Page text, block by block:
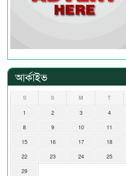
আর্কাইভ
S S M T
1 2 3 4
8
9 10 11
15
16 17 18
22
23 24 25
29